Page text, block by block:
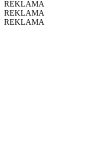
REKLAMA
REKLAMA
REKLAMA